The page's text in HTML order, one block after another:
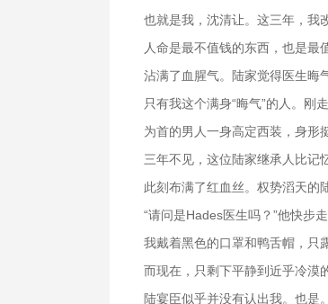
也就是我，沈清让。这三年，我
人命是最不值钱的东西，也是最
沾满了血腥气。陆家觉得医生晦
只有我这个满身“晦气”的人。刚
为首的男人一身高定西装，身形
三年不见，这位陆家继承人比记
此刻布满了红血丝。权势滔天的
“请问是Hades医生吗？”他快步
我戴着黑色的口罩和鸭舌帽，只
而现在，只剩下平静到近乎冷漠
陆宴臣似乎并没有认出我。也是